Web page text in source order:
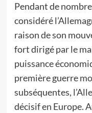
Pendant de
considéré
raison de son
fort dirigé par le
puissance
première guerre
subséquentes,
décisif en Europe.